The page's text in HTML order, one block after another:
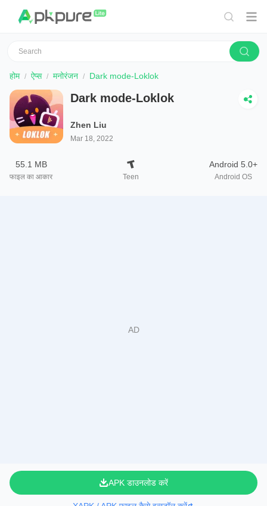
होम ऐप्स मनोरंजन Dark mode-Loklok
Dark mode-Loklok
Zhen Liu
Mar 18, 2022
55.1 MB
फाइल का आकार Teen
Android 5.0+
Android OS
APK डाउनलोड करें